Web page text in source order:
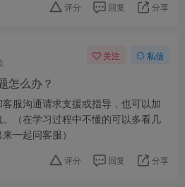
评分 回复 分享
关注 私信
怎么办？
服沟通请求支援或指导，也可以加
（在学习过程中不懂的可以多看几
一起问客服）
评分 回复 分享